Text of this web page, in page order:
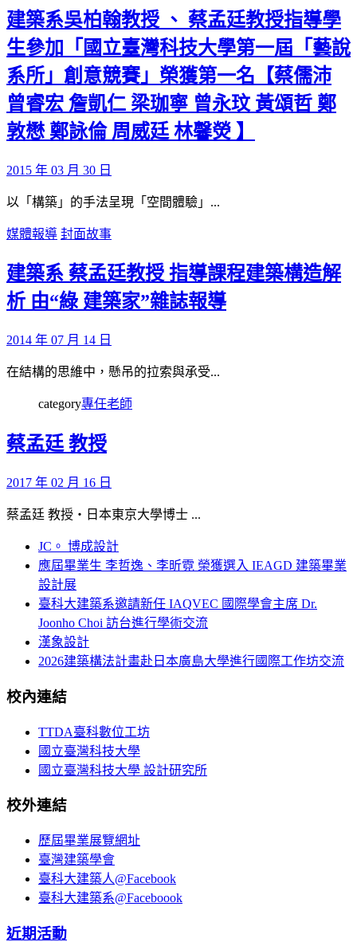
建築系吳柏翰教授 、 蔡孟廷教授指導學
生參加「國立臺灣科技大學第一屆「藝說
系所」創意競賽」榮獲第一名【蔡儒沛
曾睿宏 詹凱仁 梁珈寧 曾永玟 黃頌哲 鄭
敦懋 鄭詠倫 周威廷 林馨熒 】
2015 年 03 月 30 日
以「構築」的手法呈現「空間體驗」...
媒體報導 封面故事
建築系 蔡孟廷教授 指導課程建築構造解
析 由“綠 建築家”雜誌報導
2014 年 07 月 14 日
在結構的思維中，懸吊的拉索與承受...
category專任老師
蔡孟廷 教授
2017 年 02 月 16 日
蔡孟廷 教授‧日本東京大學博士 ...
JC。 博成設計
應屆畢業生 李哲逸、李昕霓 榮獲選入 IEAGD 建築畢業
設計展
臺科大建築系邀請新任 IAQVEC 國際學會主席 Dr.
Joonho Choi 訪台進行學術交流
漢象設計
2026建築構法計畫赴日本廣島大學進行國際工作坊交流
校內連結
TTDA臺科數位工坊
國立臺灣科技大學
國立臺灣科技大學 設計研究所
校外連結
歷屆畢業展覽網址
臺灣建築學會
臺科大建築人@Facebook
臺科大建築系@Faceboook
近期活動